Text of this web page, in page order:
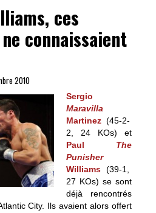
ces
connaissaient
2010
Sergio
Maravilla
Martinez (45-2-
2, 24 KOs) et
Paul The
Punisher
Williams (39-1,
27 KOs) se sont
déjà rencontrés
City. Ils avaient alors offert